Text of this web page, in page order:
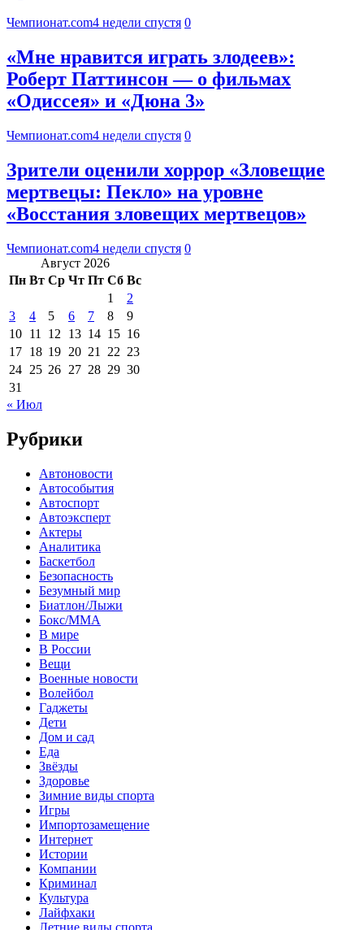
Чемпионат.com4 недели спустя 0
«Мне нравится играть злодеев»:
Роберт Паттинсон — о фильмах
«Одиссея» и «Дюна 3»
Чемпионат.com4 недели спустя 0
Зрители оценили хоррор «Зловещие
мертвецы: Пекло» на уровне
«Восстания зловещих мертвецов»
Чемпионат.com4 недели спустя 0
Август 2026
Пн Вт Ср Чт Пт Сб Вс
1
2
3
4 5 6 7 8
9
10 11 12 13 14 15 16
17 18 19 20 21 22 23
24 25 26 27 28 29 30
31
« Июл
Рубрики
Автоновости
Автособытия
Автоспорт
Автоэксперт
Актеры
Аналитика
Баскетбол
Безопасность
Безумный мир
Биатлон/Лыжи
Бокс/MMA
В мире
В России
Вещи
Военные новости
Волейбол
Гаджеты
Дети
Дом и сад
Еда
Звёзды
Здоровье
Зимние виды спорта
Игры
Импортозамещение
Интернет
Истории
Компании
Криминал
Культура
Лайфхаки
Летние виды спорта